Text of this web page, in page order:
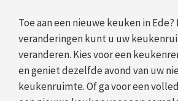
Toe aan een nieuwe keuken in
veranderingen kunt u uw
veranderen. Kies voor een
en geniet dezelfde avond van uw
keukenruimte. Of ga voor een